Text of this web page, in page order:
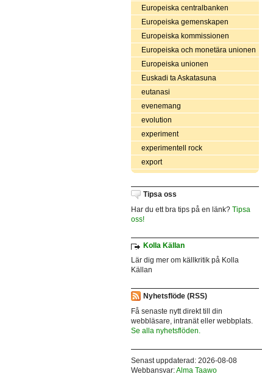
Europeiska centralbanken
Europeiska gemenskapen
Europeiska kommissionen
Europeiska och monetära unionen
Europeiska unionen
Euskadi ta Askatasuna
eutanasi
evenemang
evolution
experiment
experimentell rock
export
Tipsa oss
Har du ett bra tips på en länk? Tipsa
oss!
Kolla Källan
Lär dig mer om källkritik på Kolla
Källan
Nyhetsflöde (RSS)
Få senaste nytt direkt till din
webbläsare, intranät eller webbplats.
Se alla nyhetsflöden.
Senast uppdaterad: 2026-08-08
Webbansvar:Alma Taawo